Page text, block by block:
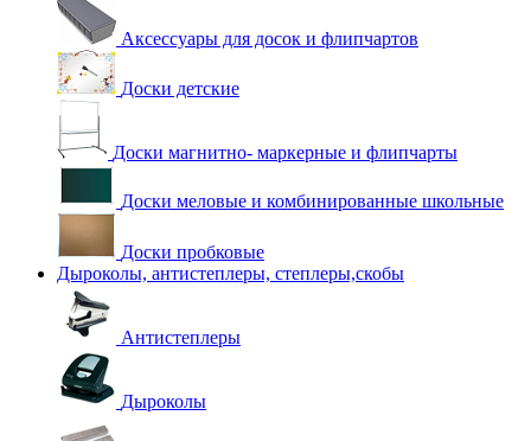
Аксессуары для досок и флипчартов
Доски детские
Доски магнитно- маркерные и флипчарты
Доски меловые и комбинированные школьные
Доски пробковые
Дыроколы, антистеплеры, степлеры,скобы
Антистеплеры
Дыроколы